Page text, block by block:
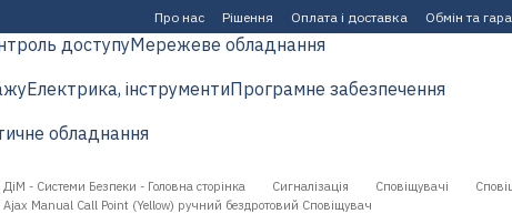
Про нас Рішення Оплата і доставка Обмін та
доступуМережеве обладнання
Електрика, інструментиПрограмне забезпечення
обладнання
ДіМ - Системи Безпеки - Головна сторінка Сигналізація Сповіщувачі
Ajax Manual Call Point (Yellow) ручний бездротовий Сповіщувач